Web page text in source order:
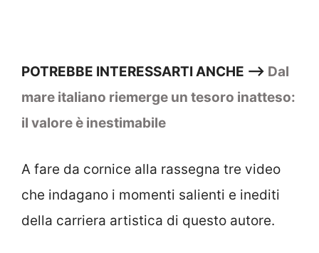
POTREBBE INTERESSARTI ANCHE –> Dal
mare italiano riemerge un tesoro inatteso:
il valore è inestimabile
A fare da cornice alla rassegna tre video
che indagano i momenti salienti e inediti
della carriera artistica di questo autore.